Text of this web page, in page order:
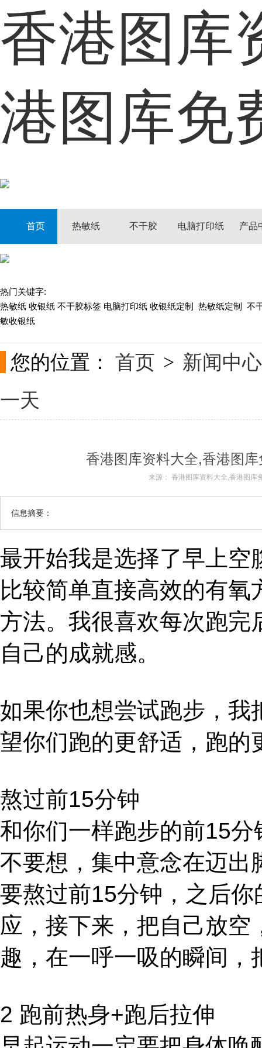
香港图库
港图库免
首页
电脑打印纸
客户案例
关于现速
联系我们
首页 热敏纸 不干胶 电脑打印纸 产品
热门关键字:
热敏纸 收银纸 不干胶标签 电脑打印纸 收银纸定制 热敏纸定制 不
敏收银纸
您的位置： 首页 > 新闻中心
一天
香港图库资料大全,香港图
来源： 香港图库资料大全,香港图库
信息摘要：
最开始我是选择了早上空
比较简单直接高效的有
方法。我很喜欢每次跑完
自己的成就感。
如果你也想尝试跑步，我
望你们跑的更舒适，跑的
熬过前15分钟
和你们一样跑步的前15
不要想，集中意念在迈出
要熬过前15分钟，之后
应，接下来，把自己放
趣，在一呼一吸的瞬间，
2 跑前热身+跑后拉伸